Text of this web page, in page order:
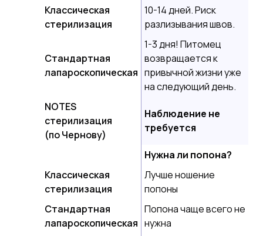
Классическая
стерилизация
10-14 дней. Риск
разлизывания швов.
Стандартная
лапароскопическая
1-3 дня! Питомец
возвращается к
привычной жизни уже
на следующий день.
NOTES
стерилизация
(по Чернову)
Наблюдение не
требуется
Нужна ли попона?
Классическая
стерилизация
Лучше ношение
попоны
Стандартная
лапароскопическая
Попона чаще всего не
нужна